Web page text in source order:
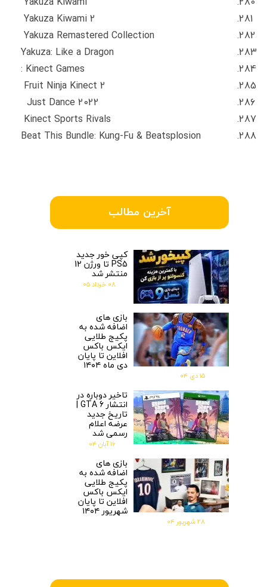
Yakuza Kiwami 2
Yakuza Remastered Collection
Yakuza: Like a Dragon
Kinect Games :
Fruit Ninja Kinect 2
Just Dance 2022
Kinect Sports Rivals
Beat This Bundle: Kung-Fu & Beatsplosion
آخرین مطالب
کپی خور جدید
PS5 تا ورژن 12
منتشر شد
۰۸ خرداد ۰۵
بازی های
اضافه شده به
پکیج طلایی
ایکس باکس
افلاین تا پایان
دی ماه ۱۴۰۴
۱۵ دی ۰۴
تاخیر دوباره در
انتشار GTA 6 |
تاریخ جدید
عرضه اعلام
رسمی شد
۱۶ آبان ۰۴
بازی های
اضافه شده به
پکیج طلایی
ایکس باکس
افلاین تا پایان
شهریور ۱۴۰۴
۲۸ شهریور ۰۴